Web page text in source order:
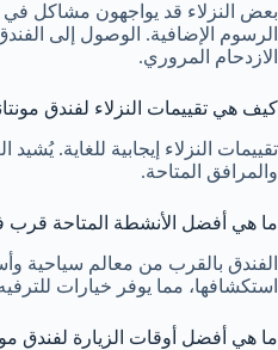
بعض النزلاء قد يواجهون مشاكل في
الرسوم الإضافية. الوصول إلى
الازدحام المروري.
كيف هي تقييمات النزلاء لفندق
تقييمات النزلاء إيجابية للغاية.
والمرافق المتاحة.
ما هي أفضل الأنشطة المتاحة قرب
الفندق بالقرب من معالم سياحية
استكشافها، مما يوفر خيارات
ما هي أفضل أوقات الزيارة لفندق